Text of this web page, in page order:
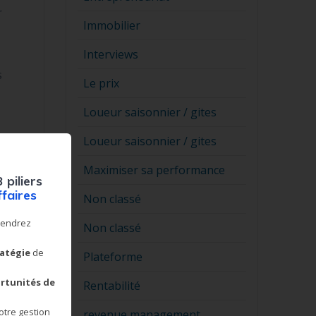
Immobilier
Interviews
Le prix
Loueur saisonnier / gites
Loueur saisonnier / gites
Maximiser sa performance
Non classé
Non classé
Plateforme
Rentabilité
piliers
de
de
gestion